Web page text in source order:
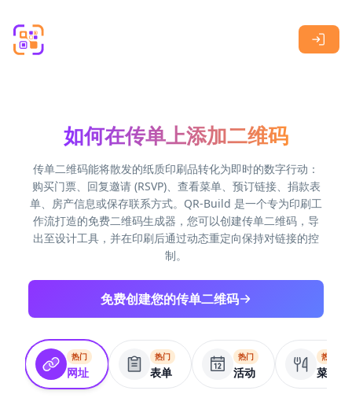
如何在传单上添加二维码
传单二维码能将散发的纸质印刷品转化为即时的数字行动：
购买门票、回复邀请 (RSVP)、查看菜单、预订链接、捐款表
单、房产信息或保存联系方式。QR-Build 是一个专为印刷工
作流打造的免费二维码生成器，您可以创建传单二维码，导
出至设计工具，并在印刷后通过动态重定向保持对链接的控
制。
免费创建您的传单二维码
热门
网址
热门
表单
热门
活动
热门
菜单